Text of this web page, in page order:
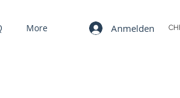
More Anmelden